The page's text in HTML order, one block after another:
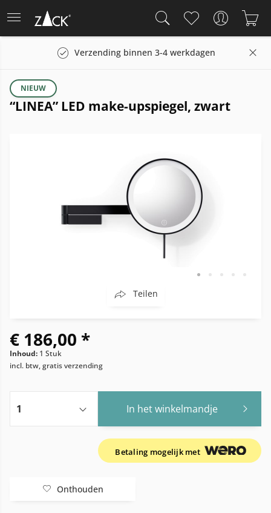
Verzending binnen 3-4 werkdagen
“LINEA” LED make-upspiegel, zwart
NIEUW
Teilen
€ 186,00 *
Inhoud: 1 Stuk
incl. btw, gratis verzending
In het winkelmandje
Betaling mogelijk met
Onthouden